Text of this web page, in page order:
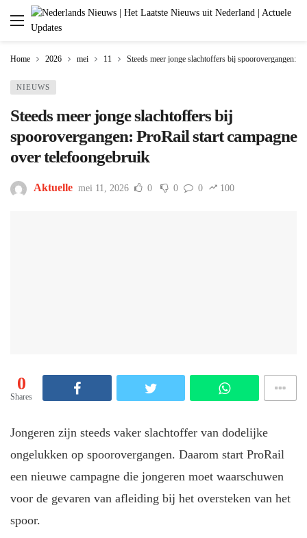
Home 2026 mei 11 Steeds meer jonge slachtoffers bij spoorovergangen:
NIEUWS
Steeds meer jonge slachtoffers bij
spoorovergangen: ProRail start campagne
over telefoongebruik
Aktuelle mei 11, 2026 0 0 0 100
0
Shares
Jongeren zijn steeds vaker slachtoffer van dodelijke
ongelukken op spoorovergangen. Daarom start ProRail
een nieuwe campagne die jongeren moet waarschuwen
voor de gevaren van afleiding bij het oversteken van het
spoor.